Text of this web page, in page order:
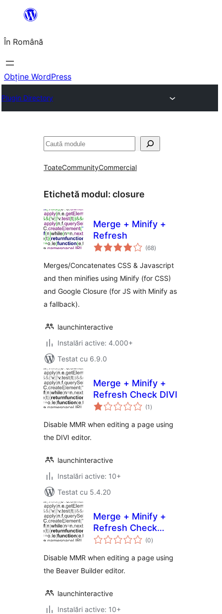
conținut
În Română
Obține WordPress
Plugin Directory
Caută
ToateCommunityCommercial
Etichetă modul: closure
Merge + Minify +
Refresh
(68total
aprecieri
)
Merges/Concatenates CSS & Javascript
and then minifies using Minify (for CSS)
and Google Closure (for JS with Minify as
a fallback).
launchinteractive
Instalări active: 4.000+
Testat cu 6.9.0
Merge + Minify +
Refresh Check DIVI
(1 total
aprecieri
)
Disable MMR when editing a page using
the DIVI editor.
launchinteractive
Instalări active: 10+
Testat cu 5.4.20
Merge + Minify +
Refresh Check
Beaver Builder
(0total
aprecieri
)
Disable MMR when editing a page using
the Beaver Builder editor.
launchinteractive
Instalări active: 10+